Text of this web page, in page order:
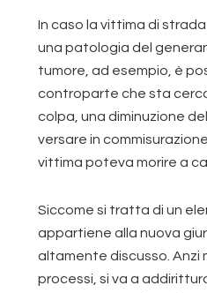
In caso la vittima di
una patologia del
tumore, ad esempio, è
controparte che sta
colpa, una diminuzione
versare in
vittima poteva morire a
Siccome si tratta di un
appartiene alla nuova
altamente discusso. Anzi
processi, si va a